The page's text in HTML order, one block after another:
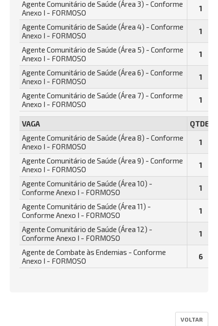
Agente Comunitário de Saúde (Área 3) - Conforme
Anexo I - FORMOSO
1
Agente Comunitário de Saúde (Área 4) - Conforme
Anexo I - FORMOSO
1
Agente Comunitário de Saúde (Área 5) - Conforme
Anexo I - FORMOSO
1
Agente Comunitário de Saúde (Área 6) - Conforme
Anexo I - FORMOSO
1
Agente Comunitário de Saúde (Área 7) - Conforme
Anexo I - FORMOSO
1
VAGA
QTDE.
Agente Comunitário de Saúde (Área 8) - Conforme
Anexo I - FORMOSO
1
Agente Comunitário de Saúde (Área 9) - Conforme
Anexo I - FORMOSO
1
Agente Comunitário de Saúde (Área 10) -
Conforme Anexo I - FORMOSO
1
Agente Comunitário de Saúde (Área 11) -
Conforme Anexo I - FORMOSO
1
Agente Comunitário de Saúde (Área 12) -
Conforme Anexo I - FORMOSO
1
Agente de Combate às Endemias - Conforme
Anexo I - FORMOSO
6
VOLTAR